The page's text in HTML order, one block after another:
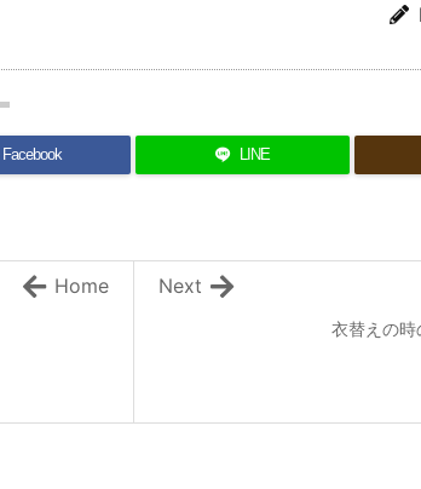
Facebook LINE
衣替えの時
Next
Home